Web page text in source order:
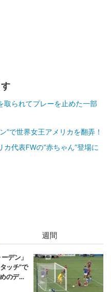
取られてプレーを止めた一部
”で世界女王アメリカを翻弄！
カ代表FWの“赤ちゃん”登場に
週間
デン」
ッチ”で
のデビ